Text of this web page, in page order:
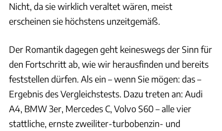
Nicht, da sie wirklich veraltet wären, meist
erscheinen sie höchstens unzeitgemäß.
Der Romantik dagegen geht keineswegs der Sinn für
den Fortschritt ab, wie wir herausfinden und bereits
feststellen dürfen. Als ein – wenn Sie mögen: das –
Ergebnis des Vergleichstests. Dazu treten an: Audi
A4, BMW 3er, Mercedes C, Volvo S60 – alle vier
stattliche, ernste zweiliter-turbobenzin- und